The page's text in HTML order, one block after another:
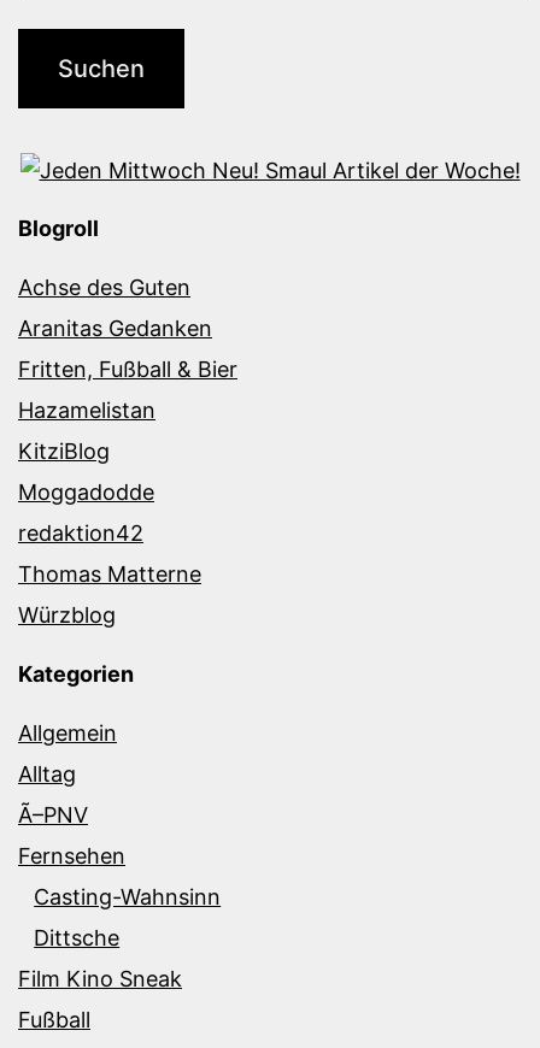
Blogroll
Achse des Guten
Aranitas Gedanken
Fritten, Fußball & Bier
Hazamelistan
KitziBlog
Moggadodde
redaktion42
Thomas Matterne
Würzblog
Kategorien
Allgemein
Alltag
Ã–PNV
Fernsehen
Casting-Wahnsinn
Dittsche
Film Kino Sneak
Fußball